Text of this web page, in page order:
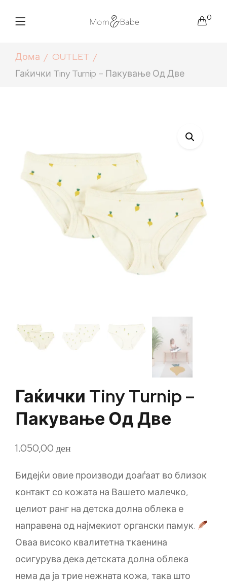
0
Дома
OUTLET
Гаќички Tiny Turnip – Пакување Од Две
Гаќички Tiny Turnip –
Пакување Од Две
1.050,00ден
Бидејќи овие производи доаѓаат во близок
контакт со кожата на Вашето малечко,
целиот ранг на детска долна облека е
направена од најмекиот органски памук.
Оваа високо квалитетна ткаенина
осигурува дека детската долна облека
нема да ја трие нежната кожа, така што